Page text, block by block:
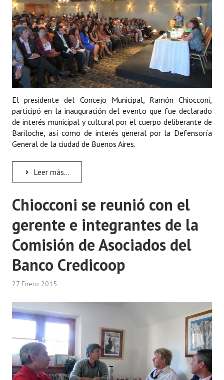
El presidente del Concejo Municipal, Ramón Chiocconi,
participó en la inauguración del evento que fue declarado
de interés municipal y cultural por el cuerpo deliberante de
Bariloche, así como de interés general por la Defensoría
General de la ciudad de Buenos Aires.
Leer más...
Chiocconi se reunió con el
gerente e integrantes de la
Comisión de Asociados del
Banco Credicoop
27 Enero 2015